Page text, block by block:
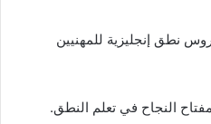
النجاح في تعلم النطق.